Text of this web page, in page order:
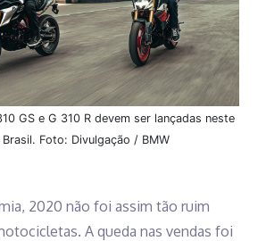
GS e G 310 R devem ser lançadas neste
Foto: Divulgação / BMW
2020 não foi assim tão ruim
A queda nas vendas foi